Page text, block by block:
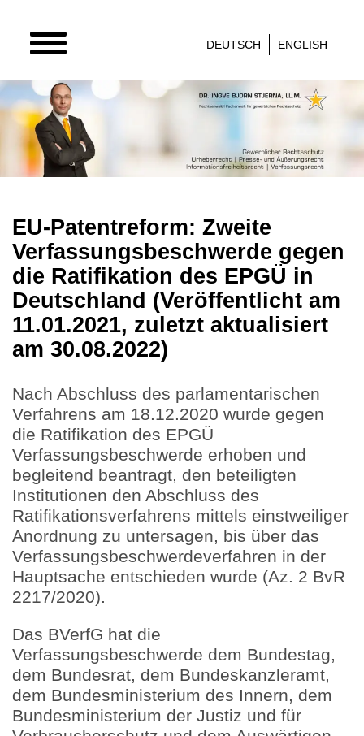
TOGGLE
NAVIGATION
DEUTSCH ENGLISH
EU-Patentreform: Zweite
Verfassungsbeschwerde gegen
die Ratifikation des EPGÜ in
Deutschland (Veröffentlicht am
11.01.2021, zuletzt aktualisiert
am 30.08.2022)
Nach Abschluss des parlamentarischen
Verfahrens am 18.12.2020 wurde gegen
die Ratifikation des EPGÜ
Verfassungsbeschwerde erhoben und
begleitend beantragt, den beteiligten
Institutionen den Abschluss des
Ratifikationsverfahrens mittels einstweiliger
Anordnung zu untersagen, bis über das
Verfassungsbeschwerdeverfahren in der
Hauptsache entschieden wurde (Az. 2 BvR
2217/2020).
Das BVerfG hat die
Verfassungsbeschwerde dem Bundestag,
dem Bundesrat, dem Bundeskanzleramt,
dem Bundesministerium des Innern, dem
Bundesministerium der Justiz und für